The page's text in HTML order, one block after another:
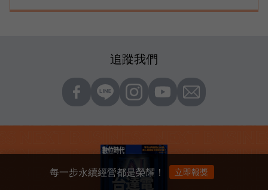
追蹤我們
每一步永續經營都是榮耀！ 立即報獎